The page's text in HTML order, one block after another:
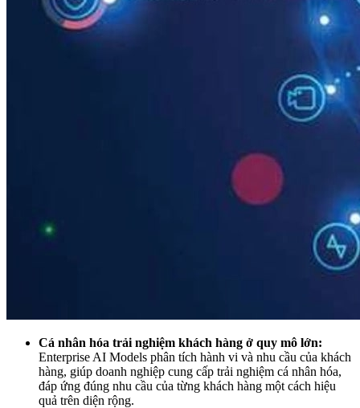
Cá nhân hóa trải nghiệm khách hàng ở quy mô lớn:
Enterprise AI Models phân tích hành vi và nhu cầu của khách
hàng, giúp doanh nghiệp cung cấp trải nghiệm cá nhân hóa,
đáp ứng đúng nhu cầu của từng khách hàng một cách hiệu
quả trên diện rộng.